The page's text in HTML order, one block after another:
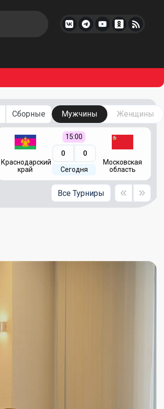
Сборные Мужчины Женщины
Краснодарский
край
15:00
0 0
Сегодня
Московская
область
Все Турниры